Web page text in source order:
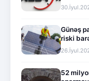
Günəş
riski
52